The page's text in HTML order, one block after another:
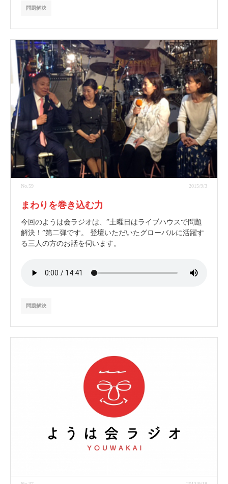
問題解決
No.59 2015/9/3
まわりを巻き込む力
今回のようは会ラジオは、”土曜日はライブハウスで問題
解決！”第二弾です。 登壇いただいたグローバルに活躍す
る三人の方のお話を伺います。
問題解決